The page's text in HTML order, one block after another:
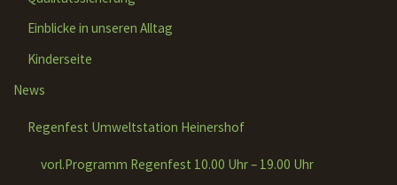
Einblicke in unseren Alltag
Kinderseite
News
Regenfest Umweltstation Heinershof
vorl.Programm Regenfest 10.00 Uhr – 19.00 Uhr